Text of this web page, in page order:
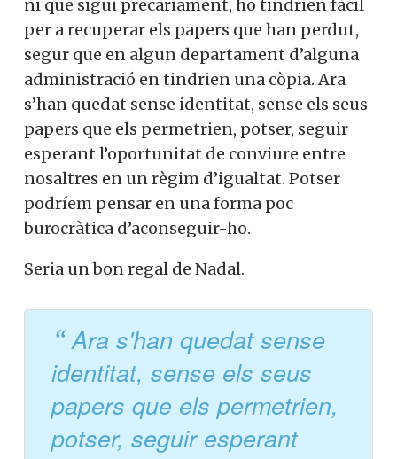
ni que sigui precàriament, ho tindrien fàcil
per a recuperar els papers que han perdut,
segur que en algun departament d’alguna
administració en tindrien una còpia. Ara
s’han quedat sense identitat, sense els seus
papers que els permetrien, potser, seguir
esperant l’oportunitat de conviure entre
nosaltres en un règim d’igualtat. Potser
podríem pensar en una forma poc
burocràtica d’aconseguir-ho.
Seria un bon regal de Nadal.
Ara s'han quedat sense
identitat, sense els seus
papers que els permetrien,
potser, seguir esperant